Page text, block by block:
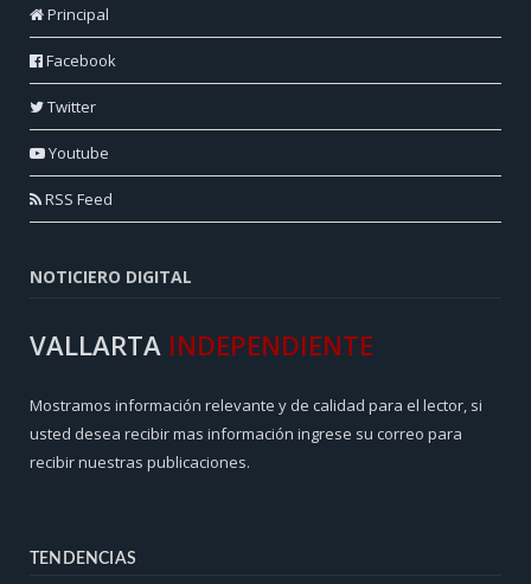
Principal
Facebook
Twitter
Youtube
RSS Feed
NOTICIERO DIGITAL
VALLARTA INDEPENDIENTE
Mostramos información relevante y de calidad para el lector, si
usted desea recibir mas información ingrese su correo para
recibir nuestras publicaciones.
TENDENCIAS